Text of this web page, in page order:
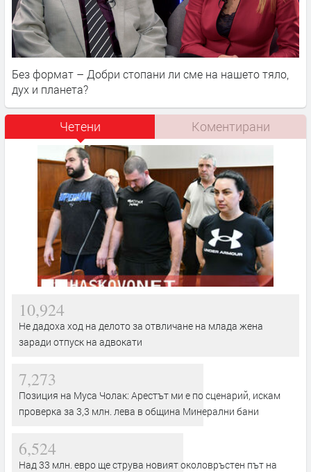
Без формат – Добри стопани ли сме на нашето тяло,
дух и планета?
Четени Коментирани
10,924
Не дадоха ход на делото за отвличане на млада жена
заради отпуск на адвокати
7,273
Позиция на Муса Чолак: Арестът ми е по сценарий, искам
проверка за 3,3 млн. лева в община Минерални бани
6,524
Над 33 млн. евро ще струва новият околовръстен път на